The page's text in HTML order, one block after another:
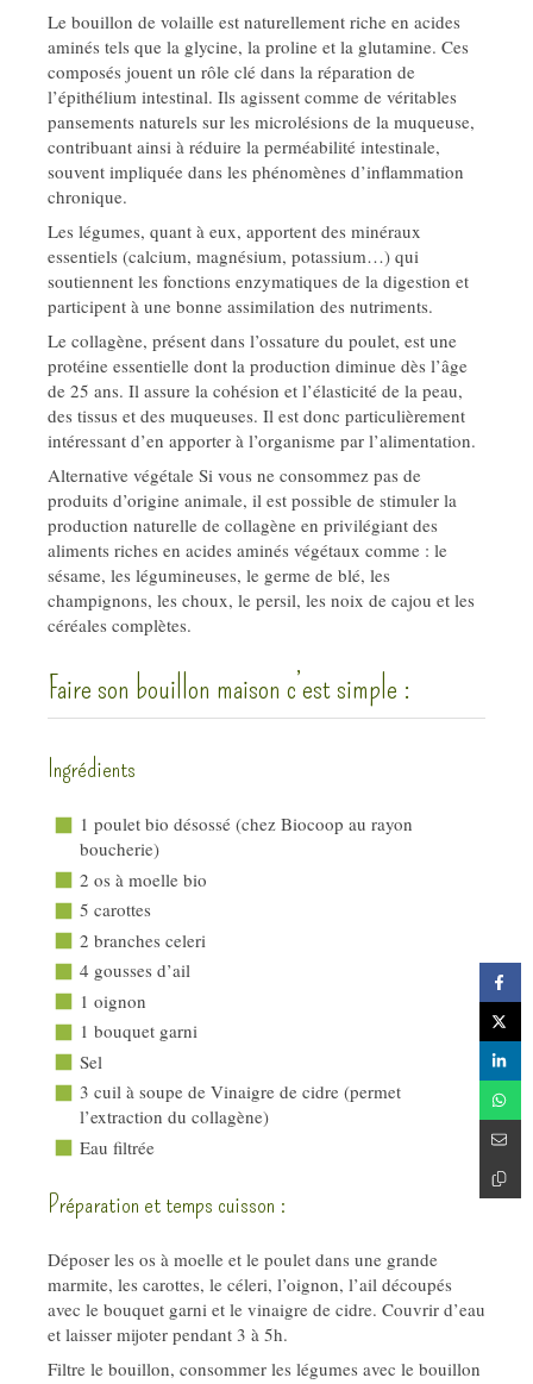
Le bouillon de volaille est naturellement riche en acides
aminés tels que la glycine, la proline et la glutamine. Ces
composés jouent un rôle clé dans la réparation de
l’épithélium intestinal. Ils agissent comme de véritables
pansements naturels sur les microlésions de la muqueuse,
contribuant ainsi à réduire la perméabilité intestinale,
souvent impliquée dans les phénomènes d’inflammation
chronique.
Les légumes, quant à eux, apportent des minéraux
essentiels (calcium, magnésium, potassium…) qui
soutiennent les fonctions enzymatiques de la digestion et
participent à une bonne assimilation des nutriments.
Le collagène, présent dans l’ossature du poulet, est une
protéine essentielle dont la production diminue dès l’âge
de 25 ans. Il assure la cohésion et l’élasticité de la peau,
des tissus et des muqueuses. Il est donc particulièrement
intéressant d’en apporter à l’organisme par l’alimentation.
Alternative végétale Si vous ne consommez pas de
produits d’origine animale, il est possible de stimuler la
production naturelle de collagène en privilégiant des
aliments riches en acides aminés végétaux comme : le
sésame, les légumineuses, le germe de blé, les
champignons, les choux, le persil, les noix de cajou et les
céréales complètes.
Faire son bouillon maison c’est simple :
Ingrédients
1 poulet bio désossé (chez Biocoop au rayon
boucherie)
2 os à moelle bio
5 carottes
2 branches celeri
4 gousses d’ail
1 oignon
1 bouquet garni
Sel
3 cuil à soupe de Vinaigre de cidre (permet
l’extraction du collagène)
Eau filtrée
Préparation et temps cuisson :
Déposer les os à moelle et le poulet dans une grande
marmite, les carottes, le céleri, l’oignon, l’ail découpés
avec le bouquet garni et le vinaigre de cidre. Couvrir d’eau
et laisser mijoter pendant 3 à 5h.
Filtre le bouillon, consommer les légumes avec le bouillon